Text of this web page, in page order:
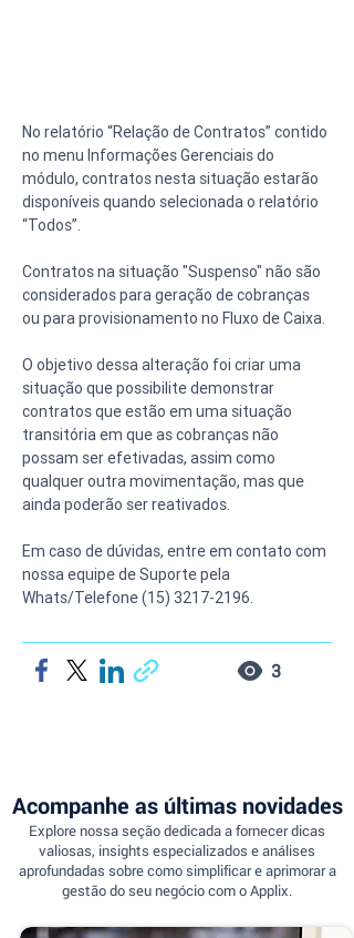
No relatório “Relação de Contratos” contido
no menu Informações Gerenciais do
módulo, contratos nesta situação estarão
disponíveis quando selecionada o relatório
“Todos”.
Contratos na situação "Suspenso" não são
considerados para geração de cobranças
ou para provisionamento no Fluxo de Caixa.
O objetivo dessa alteração foi criar uma
situação que possibilite demonstrar
contratos que estão em uma situação
transitória em que as cobranças não
possam ser efetivadas, assim como
qualquer outra movimentação, mas que
ainda poderão ser reativados.
Em caso de dúvidas, entre em contato com
nossa equipe de Suporte pela
Whats/Telefone (15) 3217-2196.
3
Acompanhe as últimas novidades
Explore nossa seção dedicada a fornecer dicas
valiosas, insights especializados e análises
aprofundadas sobre como simplificar e aprimorar a
gestão do seu negócio com o Applix.